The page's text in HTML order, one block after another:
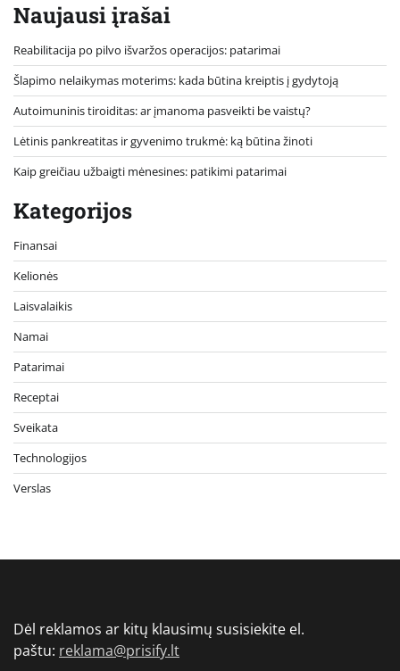
Naujausi įrašai
Reabilitacija po pilvo išvaržos operacijos: patarimai
Šlapimo nelaikymas moterims: kada būtina kreiptis į gydytoją
Autoimuninis tiroiditas: ar įmanoma pasveikti be vaistų?
Lėtinis pankreatitas ir gyvenimo trukmė: ką būtina žinoti
Kaip greičiau užbaigti mėnesines: patikimi patarimai
Kategorijos
Finansai
Kelionės
Laisvalaikis
Namai
Patarimai
Receptai
Sveikata
Technologijos
Verslas
Dėl reklamos ar kitų klausimų susisiekite el.
paštu: reklama@prisify.lt